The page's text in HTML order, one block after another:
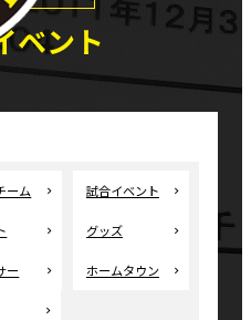
ベント
ーム 試合イベント
グッズ
ー ホームタウン